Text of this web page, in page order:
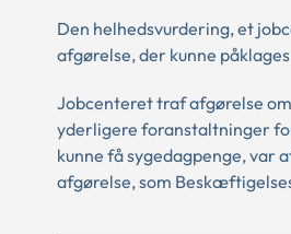
Den helhedsvurdering, et
afgørelse, der kunne
Jobcenteret traf afgørelse
yderligere foranstaltninger
kunne få sygedagpenge,
afgørelse, som